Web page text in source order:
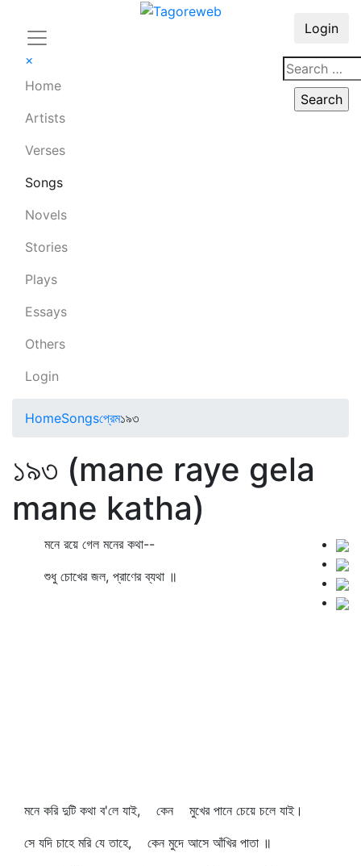
×
Home
Artists
Verses
Songs
Novels
Stories
Plays
Essays
Others
Login
Login
HomeSongsপ্রেম১৯৩
১৯৩ (mane raye gela
mane katha)
মনে রয়ে গেল মনের কথা--
শুধু চোখের জল, প্রাণের ব্যথা ॥
মনে করি দুটি কথা ব'লে যাই, কেন মুখের পানে চেয়ে চলে যাই।
সে যদি চাহে মরি যে তাহে, কেন মুদে আসে আঁখির পাতা ॥